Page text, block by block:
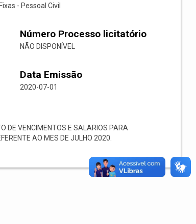
- Pessoal Civil
Número Processo licitatório
NÃO DISPONÍVEL
Data Emissão
2020-07-01
DE VENCIMENTOS E SALARIOS PARA
AO MES DE JULHO 2020.